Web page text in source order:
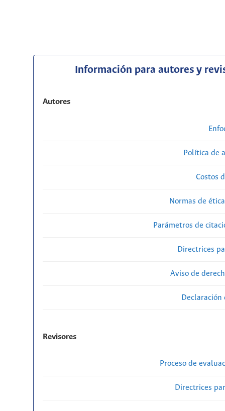
Información para autores y
Autores
Política de
Costos
Normas de
Parámetros de
Directrices
Aviso de
Revisores
Proceso de
Directrices